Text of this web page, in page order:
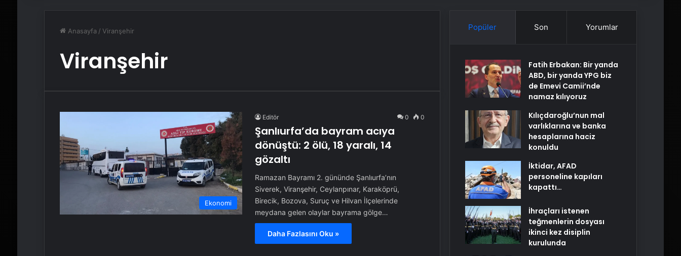
Anasayfa / Viranşehir
Viranşehir
Ekonomi
Editör 0 0
Şanlıurfa’da bayram acıya
dönüştü: 2 ölü, 18 yaralı, 14
gözaltı
Ramazan Bayramı 2. gününde Şanlıurfa’nın
Siverek, Viranşehir, Ceylanpınar, Karaköprü,
Birecik, Bozova, Suruç ve Hilvan İlçelerinde
meydana gelen olaylar bayrama gölge…
Daha Fazlasını Oku »
Popüler Son Yorumlar
Fatih Erbakan: Bir yanda
ABD, bir yanda YPG biz
de Emevi Camii’nde
namaz kılıyoruz
Kılıçdaroğlu’nun mal
varlıklarına ve banka
hesaplarına haciz
konuldu
İktidar, AFAD
personeline kapıları
kapattı…
İhraçları istenen
teğmenlerin dosyası
ikinci kez disiplin
kurulunda